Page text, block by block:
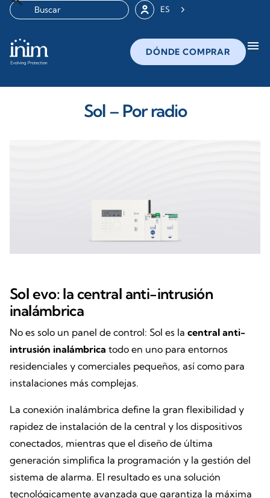
ES
DÓNDE COMPRAR menu
Sol – Por radio
Sol evo: la central anti-intrusión
inalámbrica
No es solo un panel de control: Sol es la central anti-
intrusión inalámbrica todo en uno para entornos
residenciales y comerciales pequeños, así como para
instalaciones más complejas.
La conexión inalámbrica define la gran flexibilidad y
rapidez de instalación de la central y los dispositivos
conectados, mientras que el diseño de última
generación simplifica la programación y la gestión del
sistema de alarma. El resultado es una solución
tecnológicamente avanzada que garantiza la máxima